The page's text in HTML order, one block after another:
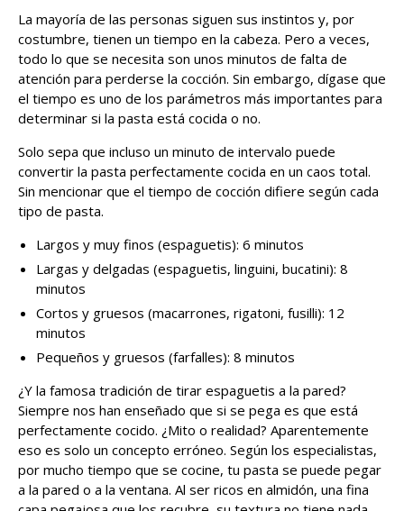
La mayoría de las personas siguen sus instintos y, por
costumbre, tienen un tiempo en la cabeza. Pero a veces,
todo lo que se necesita son unos minutos de falta de
atención para perderse la cocción. Sin embargo, dígase que
el tiempo es uno de los parámetros más importantes para
determinar si la pasta está cocida o no.
Solo sepa que incluso un minuto de intervalo puede
convertir la pasta perfectamente cocida en un caos total.
Sin mencionar que el tiempo de cocción difiere según cada
tipo de pasta.
Largos y muy finos (espaguetis): 6 minutos
Largas y delgadas (espaguetis, linguini, bucatini): 8
minutos
Cortos y gruesos (macarrones, rigatoni, fusilli): 12
minutos
Pequeños y gruesos (farfalles): 8 minutos
¿Y la famosa tradición de tirar espaguetis a la pared?
Siempre nos han enseñado que si se pega es que está
perfectamente cocido. ¿Mito o realidad? Aparentemente
eso es solo un concepto erróneo. Según los especialistas,
por mucho tiempo que se cocine, tu pasta se puede pegar
a la pared o a la ventana. Al ser ricos en almidón, una fina